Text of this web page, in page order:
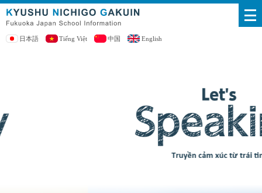
日本語 Tiếng Việt 中国 English